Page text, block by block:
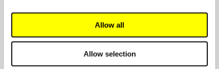
Allow all
Allow selection